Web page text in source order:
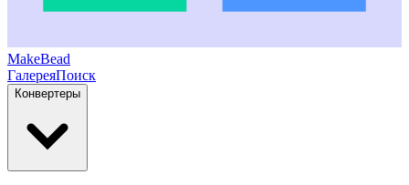
MakeBead
ГалереяПоиск
Конвертеры